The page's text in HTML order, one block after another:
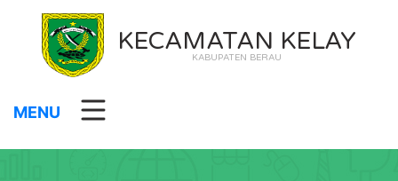
KECAMATAN KELAY
KABUPATEN BERAU
MENU